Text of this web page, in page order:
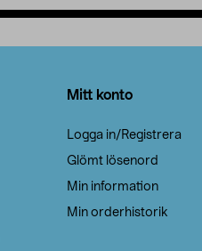
Mitt konto
Logga in/Registrera
Glömt lösenord
Min information
Min orderhistorik